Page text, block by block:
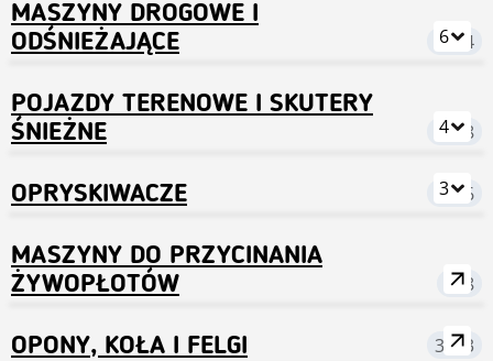
MASZYNY DROGOWE I
ODŚNIEŻAJĄCE
2574
6
POJAZDY TERENOWE I SKUTERY
ŚNIEŻNE
1378
4
OPRYSKIWACZE 1556
3
MASZYNY DO PRZYCINANIA
ŻYWOPŁOTÓW
168
OPONY, KOŁA I FELGI 3153